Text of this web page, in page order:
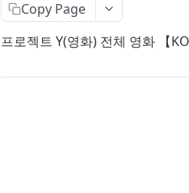
Copy Page
프로젝트 Y(영화) 전체 영화 【